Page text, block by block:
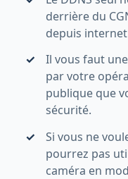
derrière du
depuis
Il vous faut
par votre
publique que
sécurité.
Si vous ne
pourrez pas
caméra en